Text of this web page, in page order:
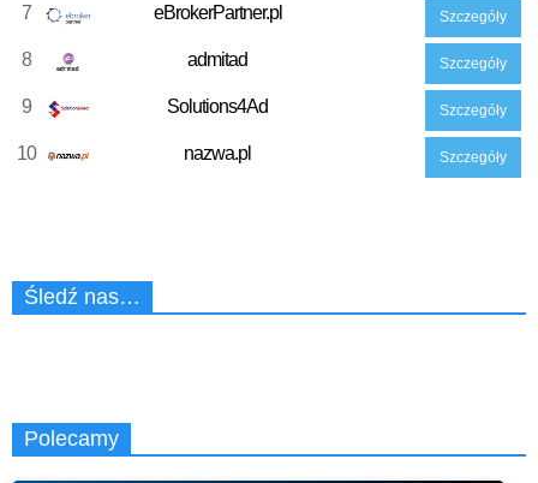
7 eBrokerPartner.pl Szczegóły
8 admitad Szczegóły
9 Solutions4Ad Szczegóły
10 nazwa.pl Szczegóły
Śledź nas…
Polecamy